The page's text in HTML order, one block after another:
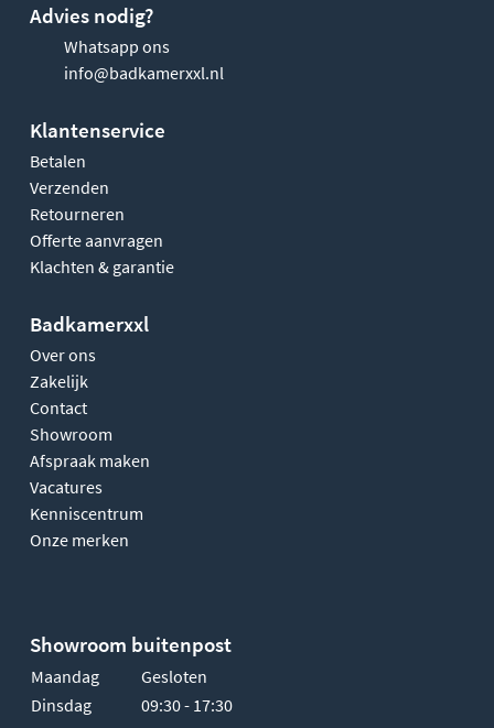
Advies nodig?
Whatsapp ons
info@badkamerxxl.nl
Klantenservice
Betalen
Verzenden
Retourneren
Offerte aanvragen
Klachten & garantie
Badkamerxxl
Over ons
Zakelijk
Contact
Showroom
Afspraak maken
Vacatures
Kenniscentrum
Onze merken
Showroom buitenpost
Maandag
Gesloten
Dinsdag
09:30 - 17:30